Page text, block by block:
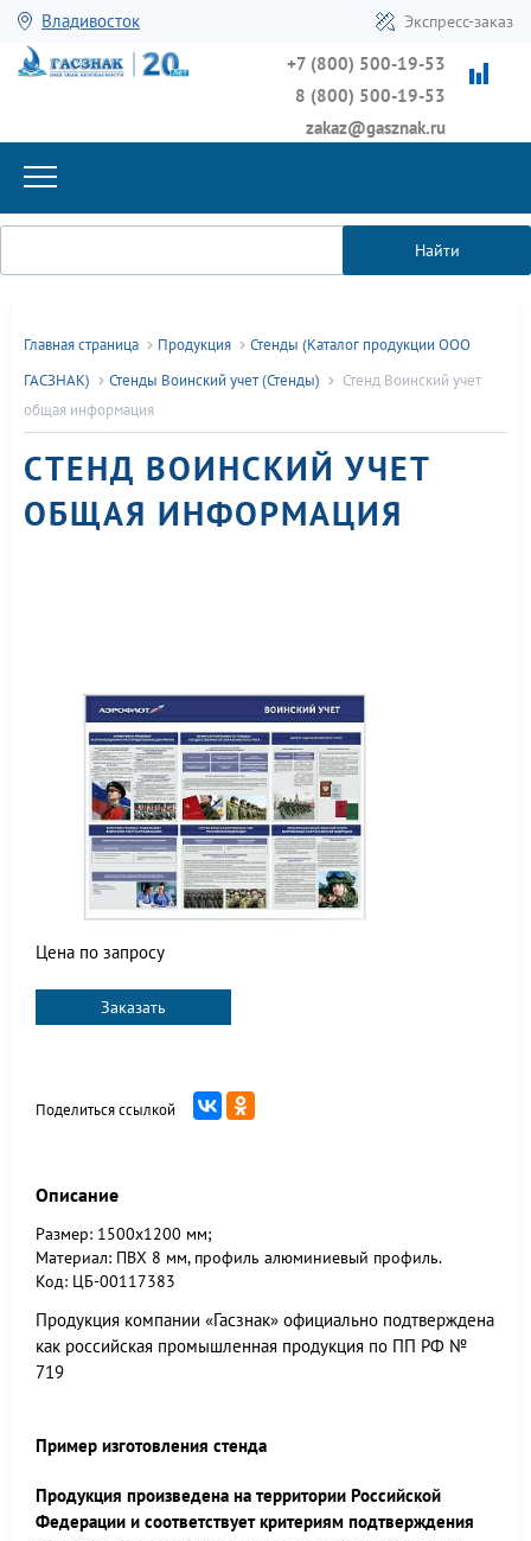
Владивосток Экспресс-заказ
+7 (800) 500-19-53
8 (800) 500-19-53
zakaz@gasznak.ru
Найти
Главная страница Продукция
Стенды (Каталог продукции ООО
ГАСЗНАК)
Стенды Воинский учет (Стенды)
Стенд Воинский учет
общая информация
СТЕНД ВОИНСКИЙ УЧЕТ
ОБЩАЯ ИНФОРМАЦИЯ
Цена по запросу
Заказать
Поделиться ссылкой
Описание
Размер: 1500х1200 мм;
Материал: ПВХ 8 мм, профиль алюминиевый профиль.
Код: ЦБ-00117383
Продукция компании «Гасзнак» официально подтверждена
как российская промышленная продукция по ПП РФ №
719
Пример изготовления стенда
Продукция произведена на территории Российской
Федерации и соответствует критериям подтверждения